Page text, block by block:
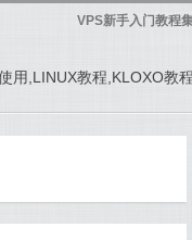
用,LINUX教程,KLOXO教
VPS新手入门教程